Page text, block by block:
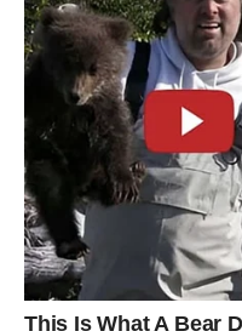
VAGA